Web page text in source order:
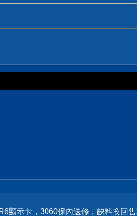
顯示卡，3060保內送修，缺料換回